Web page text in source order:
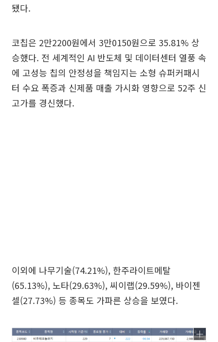
됐다.
코칩은 2만2200원에서 3만0150원으로 35.81% 상
승했다. 전 세계적인 AI 반도체 및 데이터센터 열풍 속
에 고성능 칩의 안정성을 책임지는 소형 슈퍼커패시
터 수요 폭증과 신제품 매출 가시화 영향으로 52주 신
고가를 경신했다.
이외에 나무기술(74.21%), 한주라이트메탈
(65.13%), 노타(29.63%), 씨이랩(29.59%), 바이젠
셀(27.73%) 등 종목도 가파른 상승을 보였다.